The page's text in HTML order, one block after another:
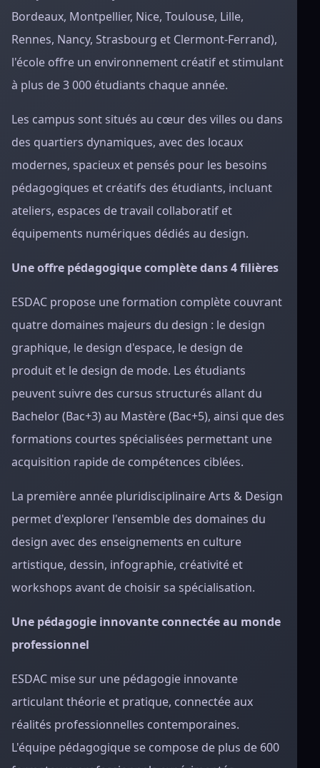
Bordeaux, Montpellier, Nice, Toulouse, Lille,
Rennes, Nancy, Strasbourg et Clermont-Ferrand),
l'école offre un environnement créatif et stimulant
à plus de 3 000 étudiants chaque année.
Les campus sont situés au cœur des villes ou dans
des quartiers dynamiques, avec des locaux
modernes, spacieux et pensés pour les besoins
pédagogiques et créatifs des étudiants, incluant
ateliers, espaces de travail collaboratif et
équipements numériques dédiés au design.
Une offre pédagogique complète dans 4 filières
ESDAC propose une formation complète couvrant
quatre domaines majeurs du design : le design
graphique, le design d'espace, le design de
produit et le design de mode. Les étudiants
peuvent suivre des cursus structurés allant du
Bachelor (Bac+3) au Mastère (Bac+5), ainsi que des
formations courtes spécialisées permettant une
acquisition rapide de compétences ciblées.
La première année pluridisciplinaire Arts & Design
permet d'explorer l'ensemble des domaines du
design avec des enseignements en culture
artistique, dessin, infographie, créativité et
workshops avant de choisir sa spécialisation.
Une pédagogie innovante connectée au monde
professionnel
ESDAC mise sur une pédagogie innovante
articulant théorie et pratique, connectée aux
réalités professionnelles contemporaines.
L'équipe pédagogique se compose de plus de 600